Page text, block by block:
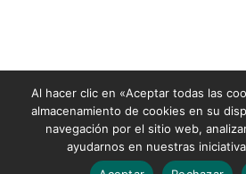
Al hacer clic en «Aceptar todas las
almacenamiento de cookies en su
navegación por el sitio web,
ayudarnos en nuestras